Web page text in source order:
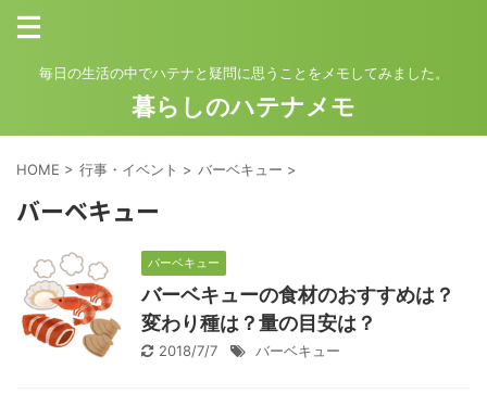
毎日の生活の中でハテナと疑問に思うことをメモしてみました。
暮らしのハテナメモ
HOME > 行事・イベント > バーベキュー >
バーベキュー
バーベキュー
バーベキューの食材のおすすめは？
変わり種は？量の目安は？
2018/7/7 バーベキュー